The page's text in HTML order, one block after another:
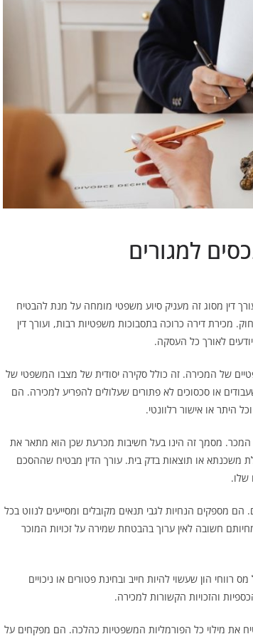
למגורים
דין מסוג זה מעניק סיוע משפטי מומחה על מנת להבטיח
מכירת דירה כרוכה בתסבוכות משפטיות רבות, ועורך דין
לאורך כל העסקה.
של המכירה. זה כולל סקירה יסודית של מצבו המשפטי של
או סכסוכים לא פתורים שעלולים להפריע למכירה. הם
היתר או אישור רלוונטי.
המכר. מסמך זה הינו בעל חשיבות מכרעת שכן הוא מתאר את
משכנתא או תוצאות בדק בית. עורך הדין מבטיח שההסכם
שלו.
הם מספקים הנחיות לגבי תנאים מקובלים ומסייעים לנווט בכל
חשובה לאין ערוך בהבטחת שמירה על זכויות המוכר
הון שעשוי להיות חייב ובחינת פטורים או ניכויים
והזכויות הקשורות למכירה.
את מילוי כל הפורמליות המשפטיות כהלכה. הם מפקחים על